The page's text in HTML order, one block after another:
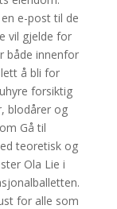
e-post til de
vil gjelde for
både innenfor
å bli for
forsiktig
blodårer og
Gå til
teoretisk og
Ola Lie i
for alle som